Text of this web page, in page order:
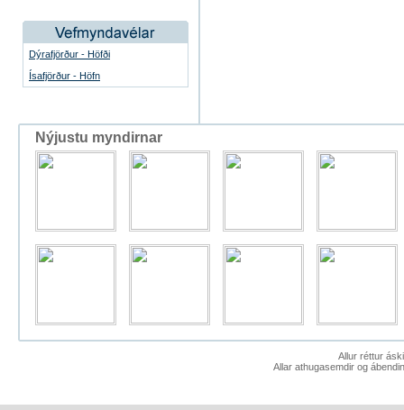
Dýrafjörður - Höfði
Ísafjörður - Höfn
Nýjustu myndirnar
Allur réttur
Allar athugasemdir og